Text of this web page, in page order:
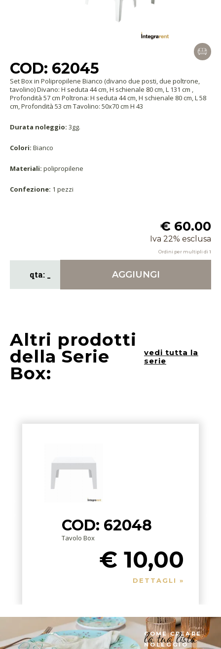
COD: 62045
Set Box in Polipropilene Bianco (divano due posti, due poltrone,
tavolino) Divano: H seduta 44 cm, H schienale 80 cm, L 131 cm ,
Profondità 57 cm Poltrona: H seduta 44 cm, H schienale 80 cm, L 58
cm, Profondità 53 cm Tavolino: 50x70 cm H 43
Durata noleggio: 3gg.
Colori: Bianco
Materiali: polipropilene
Confezione: 1 pezzi
€ 60.00
Iva 22% esclusa
Ordini per multipli di 1
AGGIUNGI
Altri prodotti
della Serie
Box:
vedi tutta la
serie
COD: 62048
Tavolo Box
€ 10,00
DETTAGLI »
COME CREARE
la tua lista
NOLEGGIO